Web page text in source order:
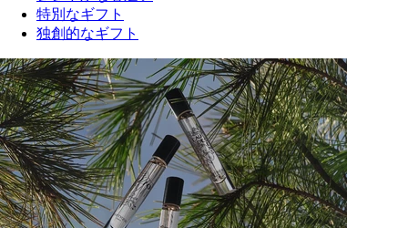
特別なギフト
独創的なギフト